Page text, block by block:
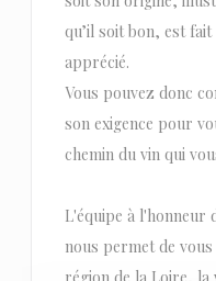
qu’il soit bon, est
apprécié.
Vous pouvez donc
son exigence pour
chemin du vin qui
L'équipe à l'honneur
nous permet de